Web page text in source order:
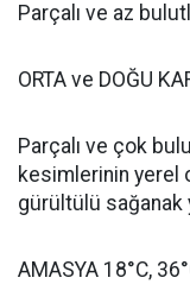
Parçalı ve az
ORTA ve DOĞU
Parçalı ve çok
kesimlerinin yerel
gürültülü sağanak
AMASYA 18°C,